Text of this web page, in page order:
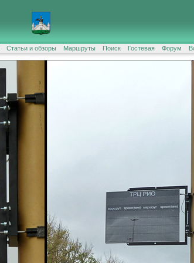
Статьи и обзоры Маршруты Поиск Гостевая Форум